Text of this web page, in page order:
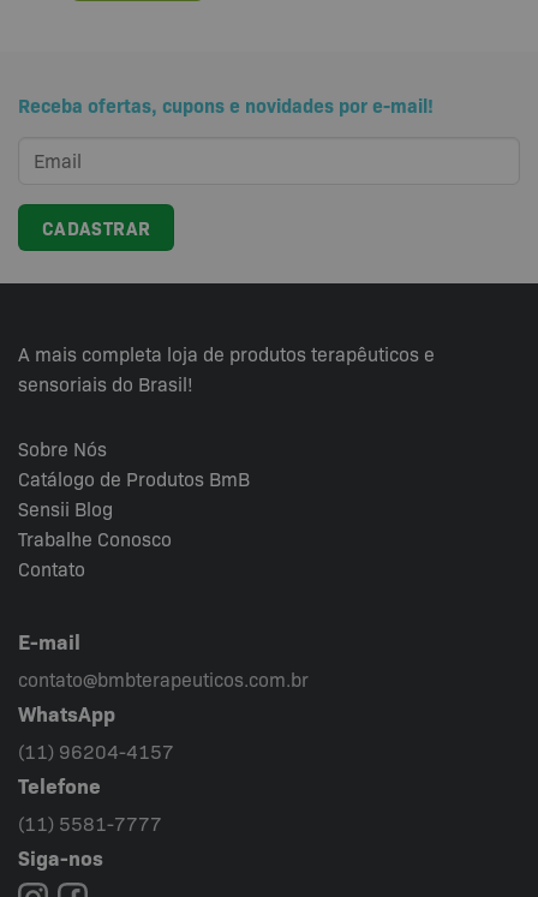
Receba ofertas, cupons e novidades por e-mail!
A mais completa loja de produtos terapêuticos e
sensoriais do Brasil!
Sobre Nós
Catálogo de Produtos BmB
Sensii Blog
Trabalhe Conosco
Contato
E-mail
contato@bmbterapeuticos.com.br
WhatsApp
(11) 96204-4157
Telefone
(11) 5581-7777
Siga-nos